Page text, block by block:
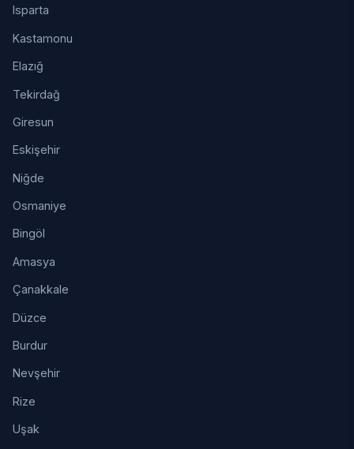
Isparta
Kastamonu
Elazığ
Tekirdağ
Giresun
Eskişehir
Niğde
Osmaniye
Bingöl
Amasya
Çanakkale
Düzce
Burdur
Nevşehir
Rize
Uşak